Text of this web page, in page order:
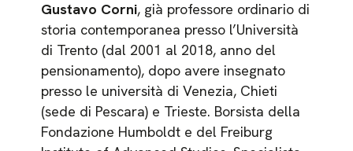
Gustavo Corni, già professore ordinario di
storia contemporanea presso l’Università
di Trento (dal 2001 al 2018, anno del
pensionamento), dopo avere insegnato
presso le università di Venezia, Chieti
(sede di Pescara) e Trieste. Borsista della
Fondazione Humboldt e del Freiburg